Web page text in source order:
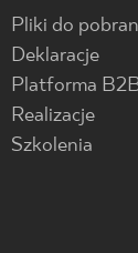
Pliki do
Deklaracje
Platforma
Realizacje
Szkolenia